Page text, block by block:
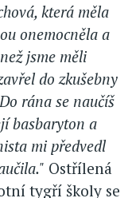
která měla
onemocněla a
jsme měli
do zkušebny
rána se naučíš
basbaryton a
mi předvedl
Ostřílená
tygří školy se